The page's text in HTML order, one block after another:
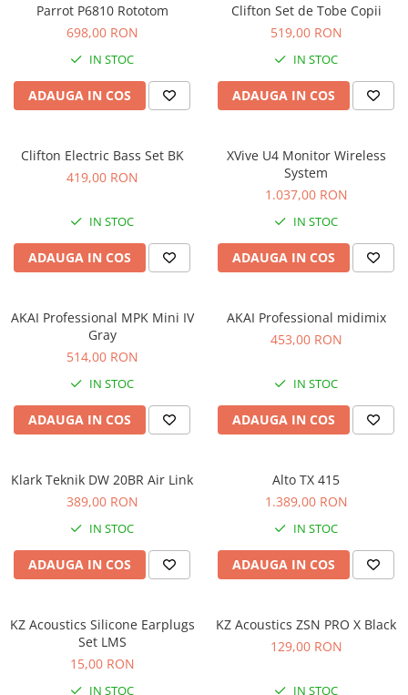
Microfoane de studio
Preamplificatoare
Protectii antifonice pentru urechi
Recordere de studio
Recordere portabile
Subwoofere de studio
Accesorii pentru lumini
Cabluri de Alimentare
Case-uri de lumini
Comenzi si controllere
Efecte de lumini
Masini de fum si ceata
Mixere DMX
Moving Head-uri
Proiectoare
Scene şi Ring-uri de Dans
Stative si schela lumini
Instrumente Muzicale
Parrot P6810 Rototom
698,00 RON
IN STOC
ADAUGA IN COS
Clifton Set de Tobe Copii
519,00 RON
IN STOC
ADAUGA IN COS
Clifton Electric Bass Set BK
419,00 RON
IN STOC
ADAUGA IN COS
XVive U4 Monitor Wireless
System
1.037,00 RON
IN STOC
ADAUGA IN COS
AKAI Professional MPK Mini IV
Gray
514,00 RON
IN STOC
ADAUGA IN COS
AKAI Professional midimix
453,00 RON
IN STOC
ADAUGA IN COS
Klark Teknik DW 20BR Air Link
389,00 RON
IN STOC
ADAUGA IN COS
Alto TX 415
1.389,00 RON
IN STOC
ADAUGA IN COS
KZ Acoustics Silicone Earplugs
Set LMS
15,00 RON
IN STOC
KZ Acoustics ZSN PRO X Black
129,00 RON
IN STOC